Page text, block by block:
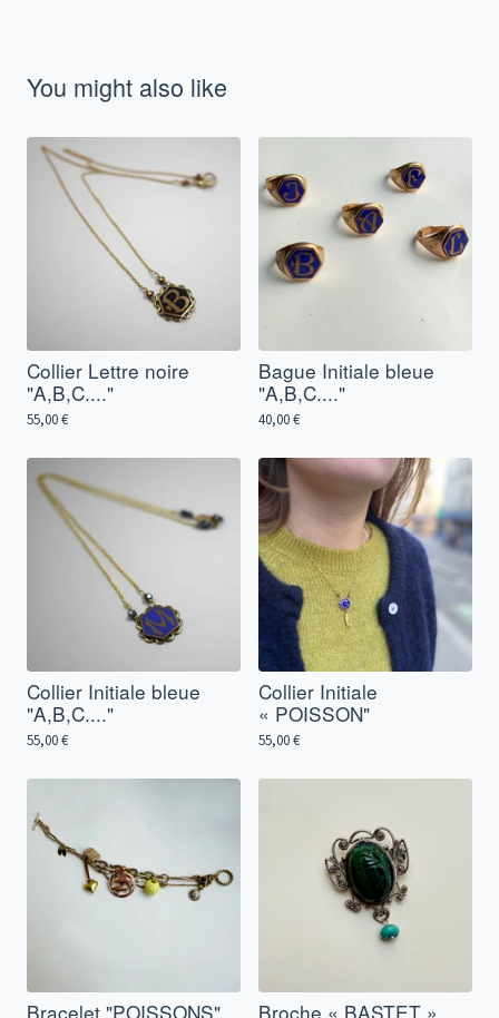
You might also like
Collier Lettre noire
"A,B,C...."
55,00€
Bague Initiale bleue
"A,B,C...."
40,00€
Collier Initiale bleue
"A,B,C...."
55,00€
Collier Initiale
« POISSON"
55,00€
Bracelet "POISSONS" Broche « BASTET »